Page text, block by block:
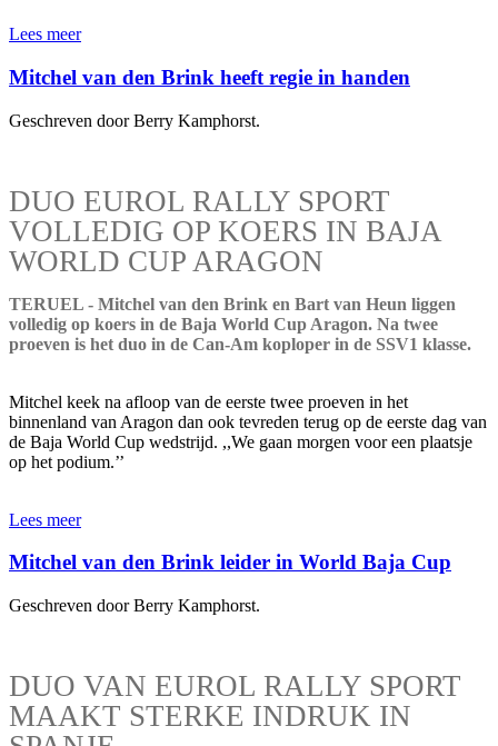
Lees meer
Mitchel van den Brink heeft regie in handen
Geschreven door Berry Kamphorst.
DUO EUROL RALLY SPORT
VOLLEDIG OP KOERS IN BAJA
WORLD CUP ARAGON
TERUEL - Mitchel van den Brink en Bart van Heun liggen
volledig op koers in de Baja World Cup Aragon. Na twee
proeven is het duo in de Can-Am koploper in de SSV1 klasse.
Mitchel keek na afloop van de eerste twee proeven in het
binnenland van Aragon dan ook tevreden terug op de eerste dag van
de Baja World Cup wedstrijd. ,,We gaan morgen voor een plaatsje
op het podium.’’
Lees meer
Mitchel van den Brink leider in World Baja Cup
Geschreven door Berry Kamphorst.
DUO VAN EUROL RALLY SPORT
MAAKT STERKE INDRUK IN